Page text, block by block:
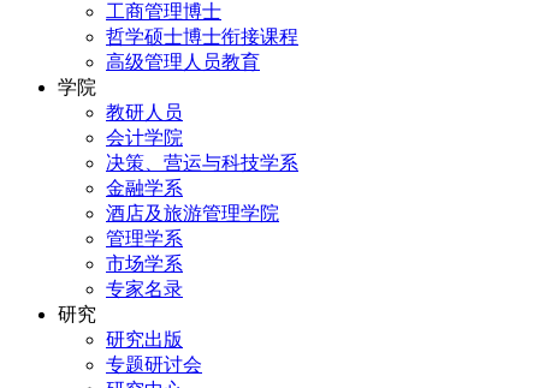
工商管理博士
哲学硕士博士衔接课程
高级管理人员教育
学院
教研人员
会计学院
决策、营运与科技学系
金融学系
酒店及旅游管理学院
管理学系
市场学系
专家名录
研究
研究出版
专题研讨会